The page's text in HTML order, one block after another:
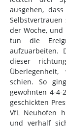
ausgehen,
Selbstvertrauen
der Woche,
tun die
aufzuarbeiten.
dieser
schien. So
gewohnten 4-4-
geschickten
VfL Neuhofen
und verhalf